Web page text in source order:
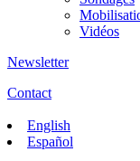
Vidéos
Newsletter
Contact
English
Español